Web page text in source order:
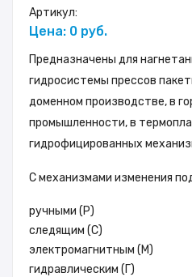
Артикул:
Цена: 0 руб.
Предназначены для
гидросистемы прессов
доменном производстве, в
промышленности, в
гидрофицированных
С механизмами изменения
ручными (Р)
следящим (С)
электромагнитным (М)
гидравлическим (Г)